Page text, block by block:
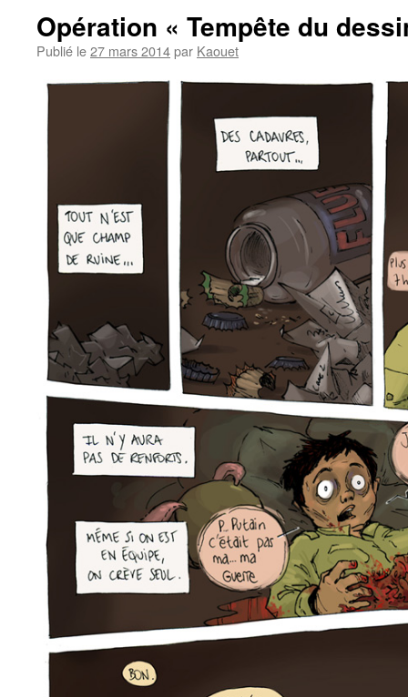
Opération « Tempête du
Publié le27 mars 2014par Kaouet